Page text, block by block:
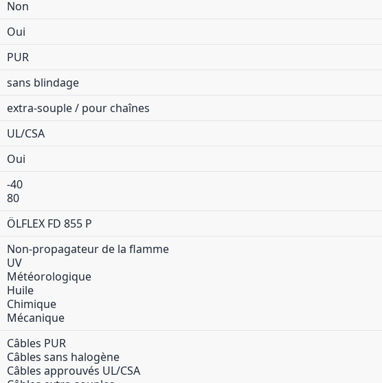
Non
Oui
PUR
sans blindage
extra-souple / pour chaînes
UL/CSA
Oui
-40
80
ÖLFLEX FD 855 P
Non-propagateur de la flamme
UV
Météorologique
Huile
Chimique
Mécanique
Câbles PUR
Câbles sans halogène
Câbles approuvés UL/CSA